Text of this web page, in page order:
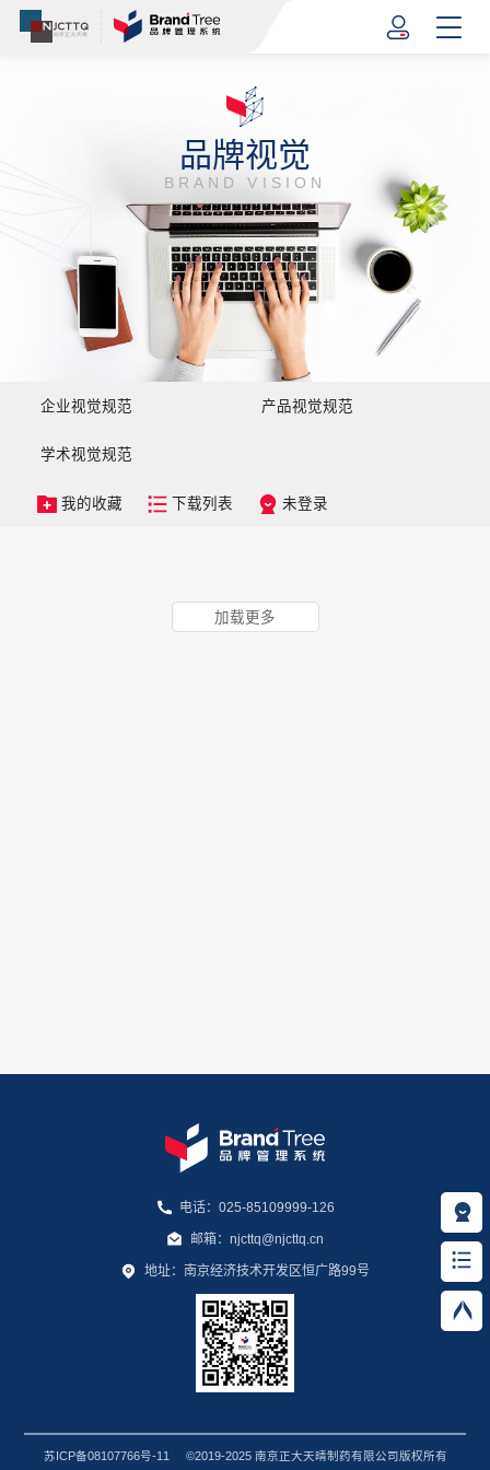
品牌视觉
BRAND VISION
企业视觉规范 产品视觉规范
学术视觉规范
我的收藏 下载列表 未登录
加载更多
电话：025-85109999-126
邮箱：njcttq@njcttq.cn
地址：南京经济技术开发区恒广路99号
苏ICP备08107766号-11 ©2019-2025 南京正大天晴制药有限公司版权所有